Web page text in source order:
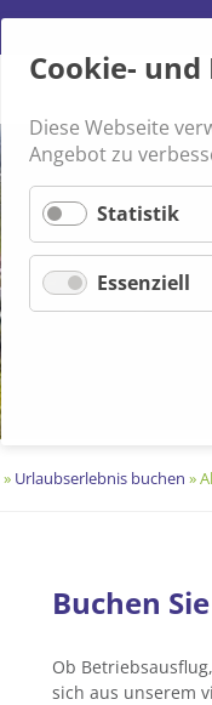
» Urlaubserlebnis buchen »
Buchen
Ob
sich aus unserem
Cookie-
Diese Webseite
Angebot zu
Statistik
Essenziell